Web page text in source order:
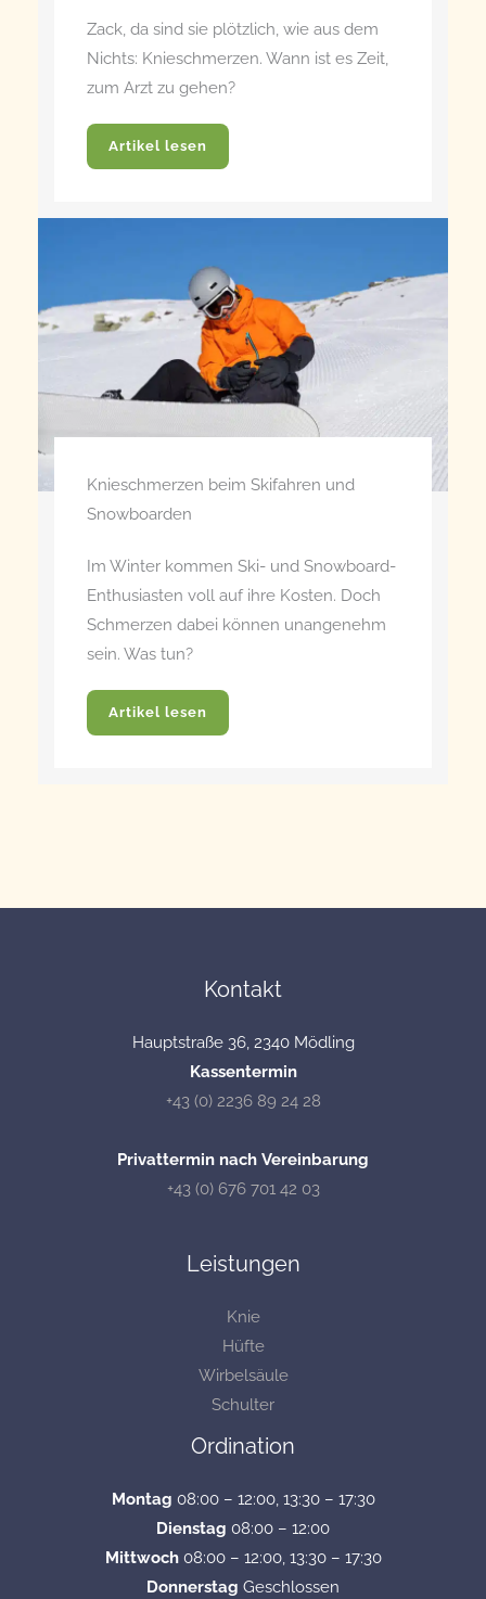
Zack, da sind sie plötzlich, wie aus dem
Nichts: Knieschmerzen. Wann ist es Zeit,
zum Arzt zu gehen?
Artikel lesen
Knieschmerzen beim Skifahren und
Snowboarden
Im Winter kommen Ski- und Snowboard-
Enthusiasten voll auf ihre Kosten. Doch
Schmerzen dabei können unangenehm
sein. Was tun?
Artikel lesen
Kontakt
Hauptstraße 36, 2340 Mödling
Kassentermin
+43 (0) 2236 89 24 28
Privattermin nach Vereinbarung
+43 (0) 676 701 42 03
Leistungen
Knie
Hüfte
Wirbelsäule
Schulter
Ordination
Montag 08:00 – 12:00, 13:30 – 17:30
Dienstag 08:00 – 12:00
Mittwoch 08:00 – 12:00, 13:30 – 17:30
Donnerstag Geschlossen